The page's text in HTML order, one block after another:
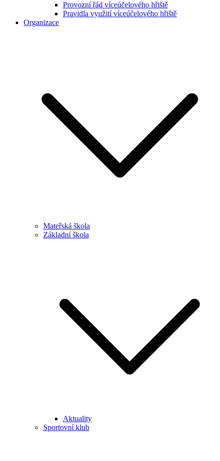
Provozní řád víceúčelového hřiště
Pravidla využití víceúčelového hřiště
Organizace
Mateřská škola
Základní škola
Aktuality
Sportovní klub